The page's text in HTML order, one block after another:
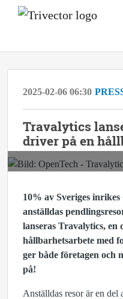
2025-02-06 06:30
Travalytics
driver på en
10% av Sveriges inrikes
anställdas
lanseras Travalytics, en
hållbarhetsarbete med
ger både företagen och
på!
Anställdas resor är en del